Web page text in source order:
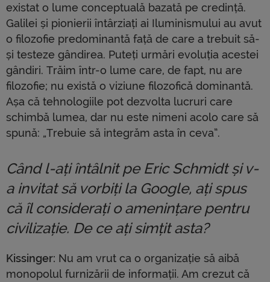
existat o lume conceptuală bazată pe credință.
Galilei și pionierii întârziați ai Iluminismului au avut
o filozofie predominantă față de care a trebuit să-
și testeze gândirea. Puteți urmări evoluția acestei
gândiri. Trăim într-o lume care, de fapt, nu are
filozofie; nu există o viziune filozofică dominantă.
Așa că tehnologiile pot dezvolta lucruri care
schimbă lumea, dar nu este nimeni acolo care să
spună: „Trebuie să integrăm asta în ceva”.
Când l-ați întâlnit pe Eric Schmidt și v-
a invitat să vorbiți la Google, ați spus
că îl considerați o amenințare pentru
civilizație. De ce ați simțit asta?
Kissinger: Nu am vrut ca o organizație să aibă
monopolul furnizării de informații. Am crezut că